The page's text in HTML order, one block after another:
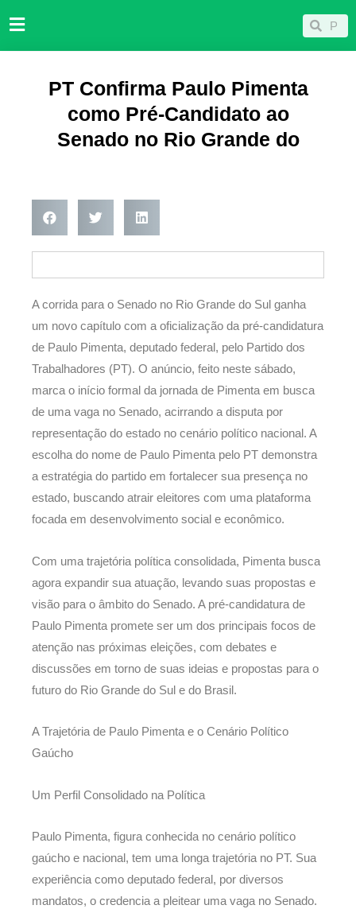
para
Pesquisar
PT Confirma Paulo Pimenta
como Pré-Candidato ao
Senado no Rio Grande do
A corrida para o Senado no Rio Grande do Sul ganha
um novo capítulo com a oficialização da pré-candidatura
de Paulo Pimenta, deputado federal, pelo Partido dos
Trabalhadores (PT). O anúncio, feito neste sábado,
marca o início formal da jornada de Pimenta em busca
de uma vaga no Senado, acirrando a disputa por
representação do estado no cenário político nacional. A
escolha do nome de Paulo Pimenta pelo PT demonstra
a estratégia do partido em fortalecer sua presença no
estado, buscando atrair eleitores com uma plataforma
focada em desenvolvimento social e econômico.
Com uma trajetória política consolidada, Pimenta busca
agora expandir sua atuação, levando suas propostas e
visão para o âmbito do Senado. A pré-candidatura de
Paulo Pimenta promete ser um dos principais focos de
atenção nas próximas eleições, com debates e
discussões em torno de suas ideias e propostas para o
futuro do Rio Grande do Sul e do Brasil.
A Trajetória de Paulo Pimenta e o Cenário Político
Gaúcho
Um Perfil Consolidado na Política
Paulo Pimenta, figura conhecida no cenário político
gaúcho e nacional, tem uma longa trajetória no PT. Sua
experiência como deputado federal, por diversos
mandatos, o credencia a pleitear uma vaga no Senado.